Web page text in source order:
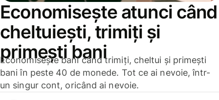
Economisește atunci când
cheltuiești, trimiți și
primești bani
Economisește bani când trimiți, cheltui și primești
bani în peste 40 de monede. Tot ce ai nevoie, într-
un singur cont, oricând ai nevoie.